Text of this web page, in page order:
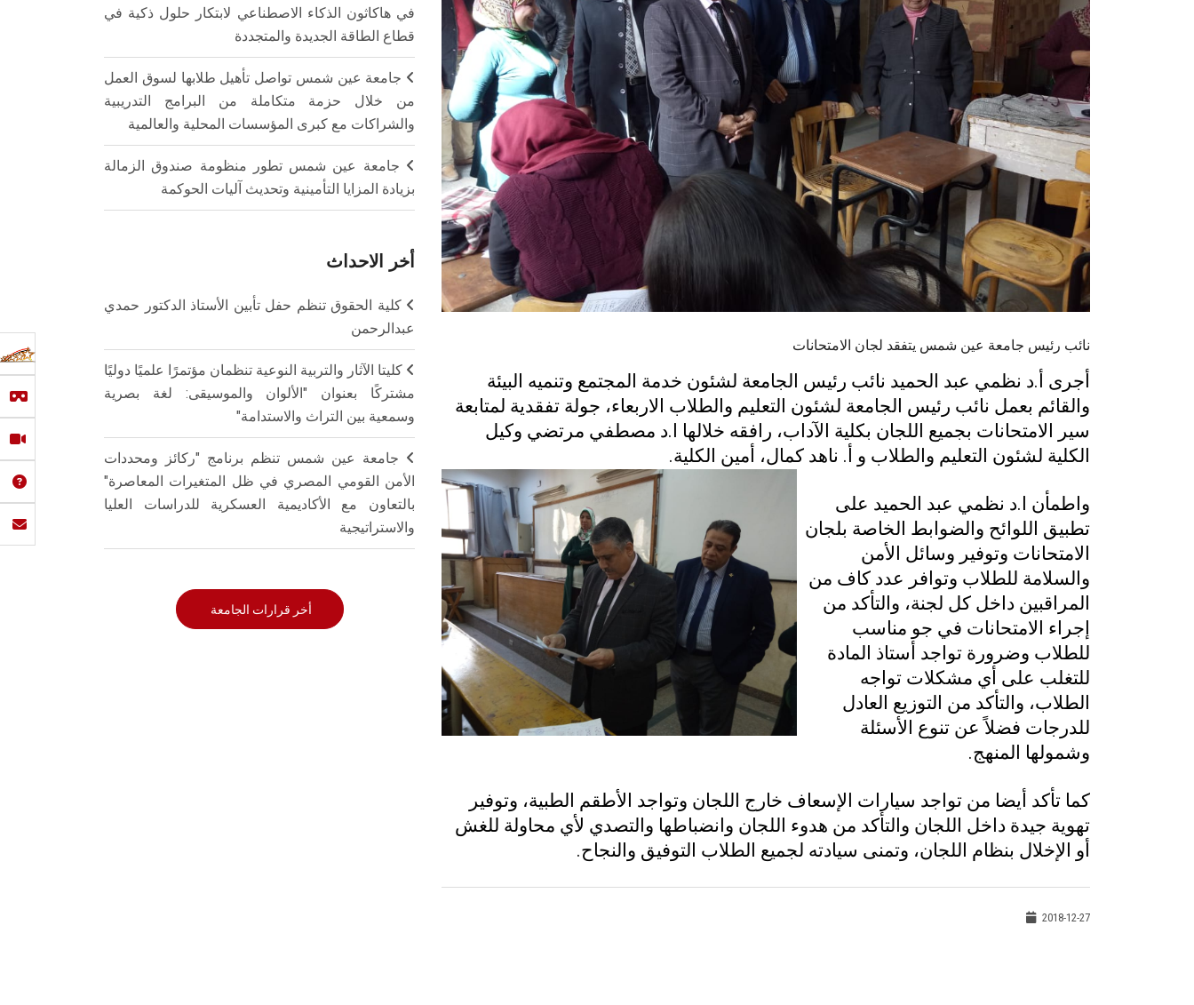
نائب رئيس جامعة عين شمس يتفقد لجان الامتحانات
أجرى أ.د نظمي عبد الحميد نائب رئيس الجامعة لشئون خدمة المجتمع وتنميه البيئة
والقائم بعمل نائب رئيس الجامعة لشئون التعليم والطلاب الاربعاء، جولة تفقدية لمتابعة
سير الامتحانات بجميع اللجان بكلية الآداب، رافقه خلالها ا.د مصطفي مرتضي وكيل
الكلية لشئون التعليم والطلاب و أ. ناهد كمال، أمين الكلية.
واطمأن ا.د نظمي عبد الحميد على
تطبيق اللوائح والضوابط الخاصة بلجان
الامتحانات وتوفير وسائل الأمن
والسلامة للطلاب وتوافر عدد كاف من
المراقبين داخل كل لجنة، والتأكد من
إجراء الامتحانات في جو مناسب
للطلاب وضرورة تواجد أستاذ المادة
للتغلب على أي مشكلات تواجه
الطلاب، والتأكد من التوزيع العادل
للدرجات فضلاً عن تنوع الأسئلة
وشمولها المنهج.
كما تأكد أيضا من تواجد سيارات الإسعاف خارج اللجان وتواجد الأطقم الطبية، وتوفير
تهوية جيدة داخل اللجان والتأكد من هدوء اللجان وانضباطها والتصدي لأي محاولة للغش
أو الإخلال بنظام اللجان، وتمنى سيادته لجميع الطلاب التوفيق والنجاح.
2018-12-27
في هاكاثون الذكاء الاصطناعي لابتكار حلول ذكية في
قطاع الطاقة الجديدة والمتجددة
جامعة عين شمس تواصل تأهيل طلابها لسوق العمل
من خلال حزمة متكاملة من البرامج التدريبية
والشراكات مع كبرى المؤسسات المحلية والعالمية
جامعة عين شمس تطور منظومة صندوق الزمالة
بزيادة المزايا التأمينية وتحديث آليات الحوكمة
أخر الاحداث
كلية الحقوق تنظم حفل تأبين الأستاذ الدكتور حمدي
عبدالرحمن
كليتا الآثار والتربية النوعية تنظمان مؤتمرًا علميًا دوليًا
مشتركًا بعنوان "الألوان والموسيقى: لغة بصرية
وسمعية بين التراث والاستدامة"
جامعة عين شمس تنظم برنامج "ركائز ومحددات
الأمن القومي المصري في ظل المتغيرات المعاصرة"
بالتعاون مع الأكاديمية العسكرية للدراسات العليا
والاستراتيجية
أخر قرارات الجامعة